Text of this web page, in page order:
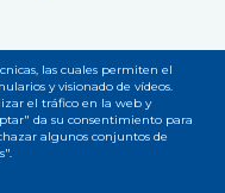
las cuales permiten el
y visionado de vídeos.
el tráfico en la web y
da su consentimiento para
algunos conjuntos de